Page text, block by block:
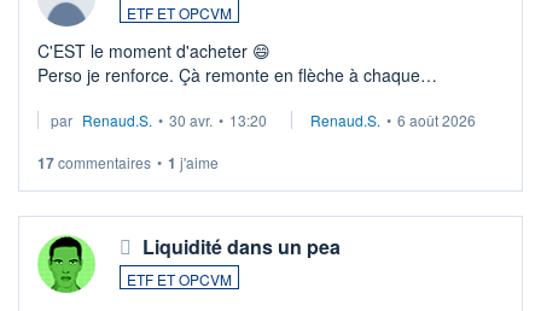
ETF ET OPCVM
C'EST le moment d'acheter 😄​
Perso je renforce. Çà remonte en flèche à chaque
Investissement long terme tip top pour sa retraite.
par Renaud.S. • 30 avr. • 13:20 Renaud.S. • 6 août 2026
17commentaires • 1 j'aime
Liquidité dans un pea
ETF ET OPCVM